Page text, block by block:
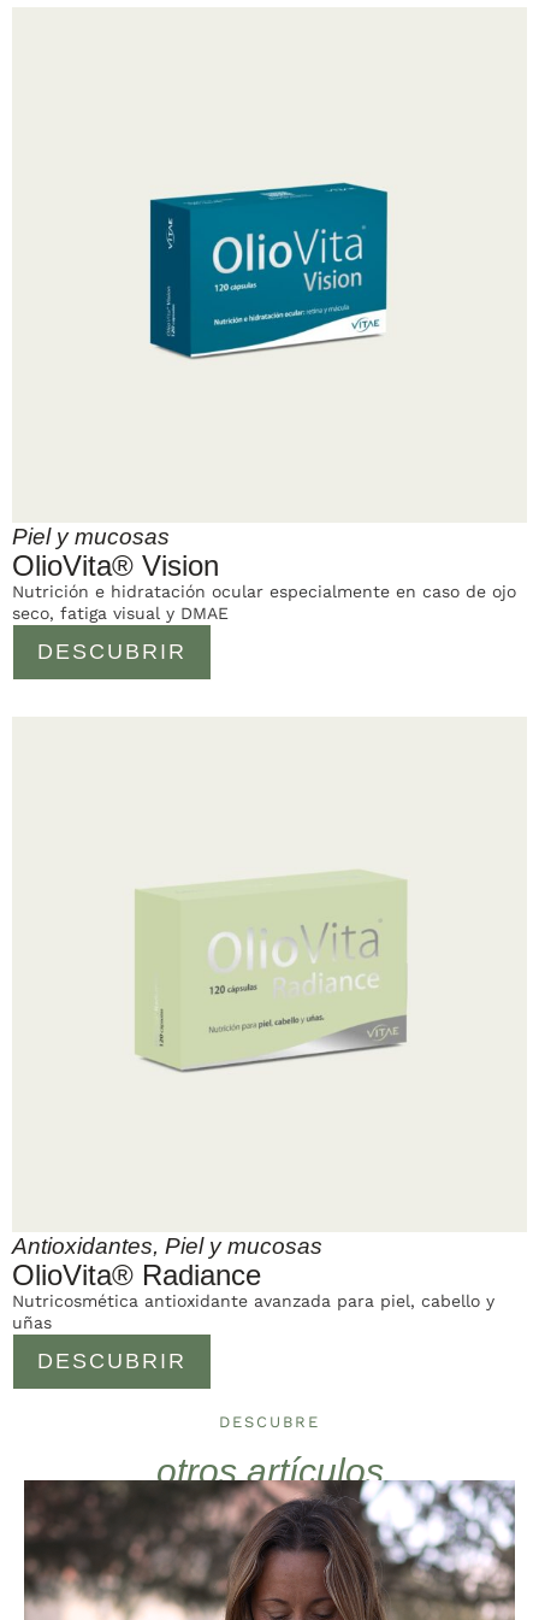
Piel y mucosas
OlioVita® Vision
DESCUBRIR
Nutrición e hidratación ocular especialmente en caso de ojo
seco, fatiga visual y DMAE
Antioxidantes, Piel y mucosas
OlioVita® Radiance
DESCUBRIR
Nutricosmética antioxidante avanzada para piel, cabello y
uñas
DESCUBRE
otros artículos